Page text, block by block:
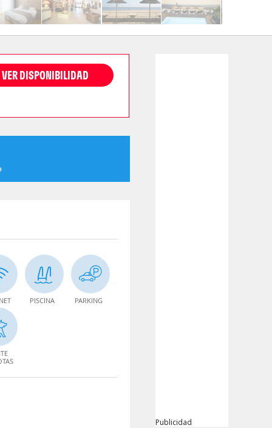
VER DISPONIBILIDAD
PISCINA PARKING
Publicidad